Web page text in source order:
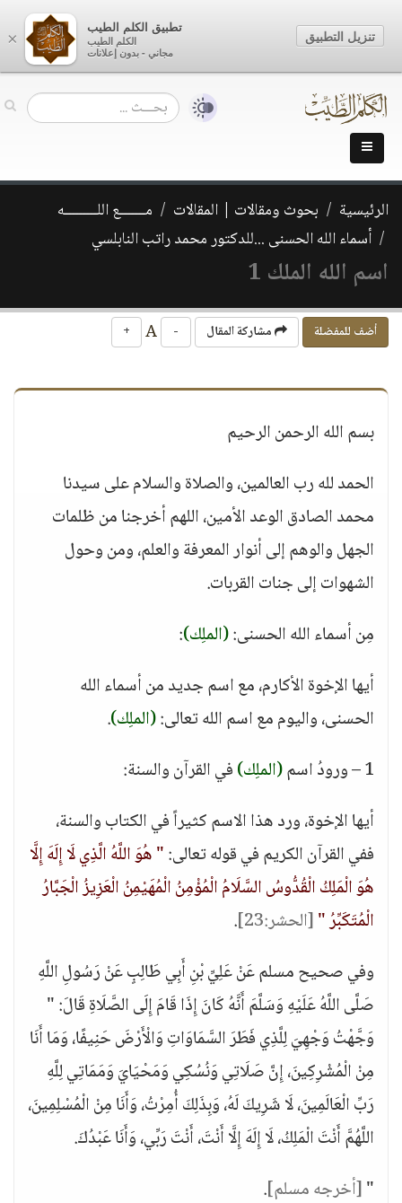
الرئيسية بحوث ومقالات | المقالات
مـــــــع اللـــــــــه
أسماء الله الحسنى ...للدكتور محمد راتب النابلسي
اسم الله الملك 1
أضف للمفضلة مشاركة المقال -
+
بسم الله الرحمن الرحيم
الحمد لله رب العالمين، والصلاة والسلام على سيدنا
محمد الصادق الوعد الأمين، اللهم أخرجنا من ظلمات
الجهل والوهم إلى أنوار المعرفة والعلم، ومن وحول
الشهوات إلى جنات القربات.
مِن أسماء الله الحسنى:(الملِك):
أيها الإخوة الأكارم، مع اسم جديد من أسماء الله
الحسنى، واليوم مع اسم الله تعالى:(الملِك).
1 – ورودُ اسم
(الملِك)في القرآن والسنة:
أيها الإخوة، ورد هذا الاسم كثيراً في الكتاب والسنة،
ففي القرآن الكريم في قوله تعالى:" هُوَ اللَّهُ الَّذِي لَا إِلَهَ إِلَّا
هُوَ الْمَلِكُ الْقُدُّوسُ السَّلَامُ الْمُؤْمِنُ الْمُهَيْمِنُ الْعَزِيزُ الْجَبَّارُ
الْمُتَكَبِّرُ "[الحشر:23]
.
وفي صحيح مسلم عَنْ عَلِيِّ بْنِ أَبِي طَالِبٍ عَنْ رَسُولِ اللَّهِ
صَلَّى اللَّهُ عَلَيْهِ وَسَلَّمَ أَنَّهُ كَانَ إِذَا قَامَ إِلَى الصَّلَاةِ قَالَ: "
وَجَّهْتُ وَجْهِيَ لِلَّذِي فَطَرَ السَّمَاوَاتِ وَالْأَرْضَ حَنِيفًا، وَمَا أَنَا
مِنْ الْمُشْرِكِينَ، إِنَّ صَلَاتِي وَنُسُكِي وَمَحْيَايَ وَمَمَاتِي لِلَّهِ
رَبِّ الْعَالَمِينَ، لَا شَرِيكَ لَهُ، وَبِذَلِكَ أُمِرْتُ، وَأَنَا مِنْ الْمُسْلِمِينَ،
اللَّهُمَّ أَنْتَ الْمَلِكُ، لَا إِلَهَ إِلَّا أَنْتَ، أَنْتَ رَبِّي، وَأَنَا عَبْدُكَ.
"[أخرجه مسلم].
×
تطبيق الكلم الطيب
الكلم الطيب
مجاني - بدون إعلانات
تنزيل التطبيق